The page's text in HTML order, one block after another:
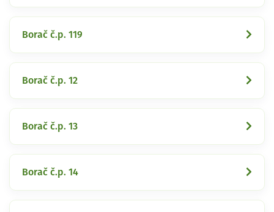
Borač č.p. 119
Borač č.p. 12
Borač č.p. 13
Borač č.p. 14